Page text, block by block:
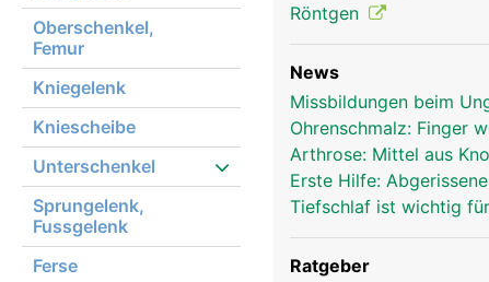
Oberschenkel,
Femur
Kniegelenk
Kniescheibe
Unterschenkel
Sprungelenk,
Fussgelenk
Ferse
Röntgen
News
Missbildungen beim
Ohrenschmalz: Finger
Arthrose: Mittel aus
Erste Hilfe:
Tiefschlaf ist wichtig
Ratgeber